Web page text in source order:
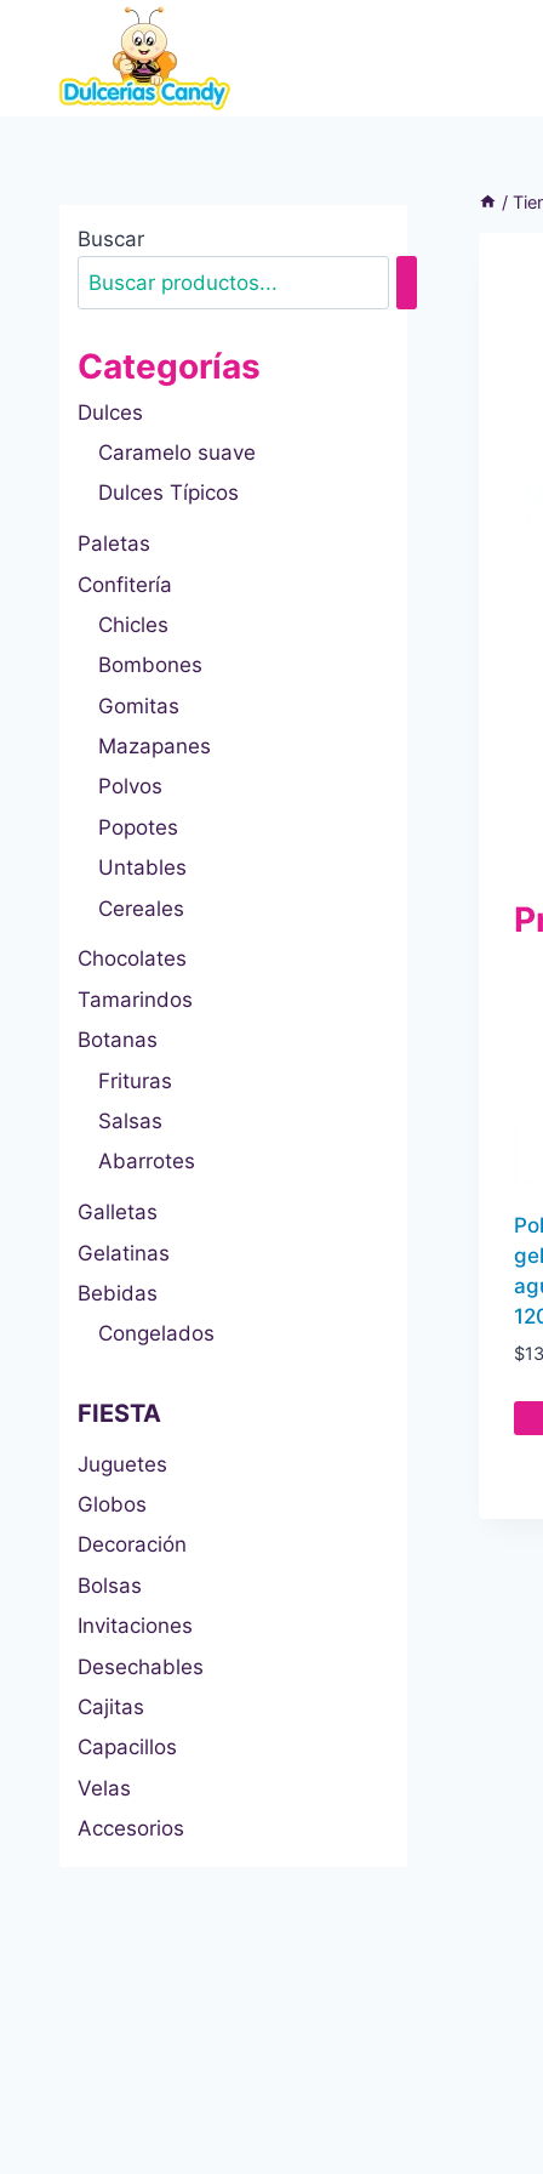
contenido
/
$
Buscar
Categorías
Dulces
Caramelo suave
Dulces Típicos
Paletas
Confitería
Chicles
Bombones
Gomitas
Mazapanes
Polvos
Popotes
Untables
Cereales
Chocolates
Tamarindos
Botanas
Frituras
Salsas
Abarrotes
Galletas
Gelatinas
Bebidas
Congelados
FIESTA
Juguetes
Globos
Decoración
Bolsas
Invitaciones
Desechables
Cajitas
Capacillos
Velas
Accesorios